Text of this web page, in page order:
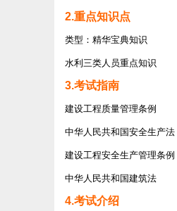
2.重点知识点
类型：精华宝典知识
水利三类人员重点知识
3.考试指南
建设工程质量管理条例
中华人民共和国安全生产法
建设工程安全生产管理条例
中华人民共和国建筑法
4.考试介绍